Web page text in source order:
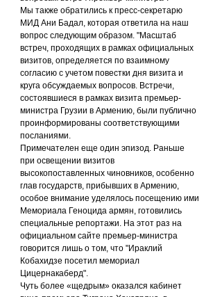
Мы также обратились к пресс-секретарю
МИД Ани Бадал, которая ответила на наш
вопрос следующим образом. "Масштаб
встреч, проходящих в рамках официальных
визитов, определяется по взаимному
согласию с учетом повестки дня визита и
круга обсуждаемых вопросов. Встречи,
состоявшиеся в рамках визита премьер-
министра Грузии в Армению, были публично
проинформированы соответствующими
посланиями.
Примечателен еще один эпизод. Раньше
при освещении визитов
высокопоставленных чиновников, особенно
глав государств, прибывших в Армению,
особое внимание уделялось посещению ими
Мемориала Геноцида армян, готовились
специальные репортажи. На этот раз на
официальном сайте премьер-министра
говорится лишь о том, что "Ираклий
Кобахидзе посетил мемориал
Цицернакаберд".
Чуть более «щедрым» оказался кабинет